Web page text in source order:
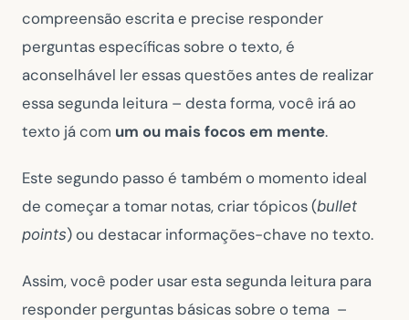
compreensão escrita e precise responder
perguntas específicas sobre o texto, é
aconselhável ler essas questões antes de realizar
essa segunda leitura – desta forma, você irá ao
texto já com um ou mais focos em mente.
Este segundo passo é também o momento ideal
de começar a tomar notas, criar tópicos (bullet
points) ou destacar informações-chave no texto.
Assim, você poder usar esta segunda leitura para
responder perguntas básicas sobre o tema –